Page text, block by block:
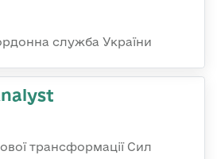
служба України
трансформації Сил